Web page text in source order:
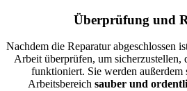
Überprüfung und
Nachdem die Reparatur abgeschlossen
Arbeit überprüfen, um sicherzustellen,
funktioniert. Sie werden außerdem
Arbeitsbereich sauber und